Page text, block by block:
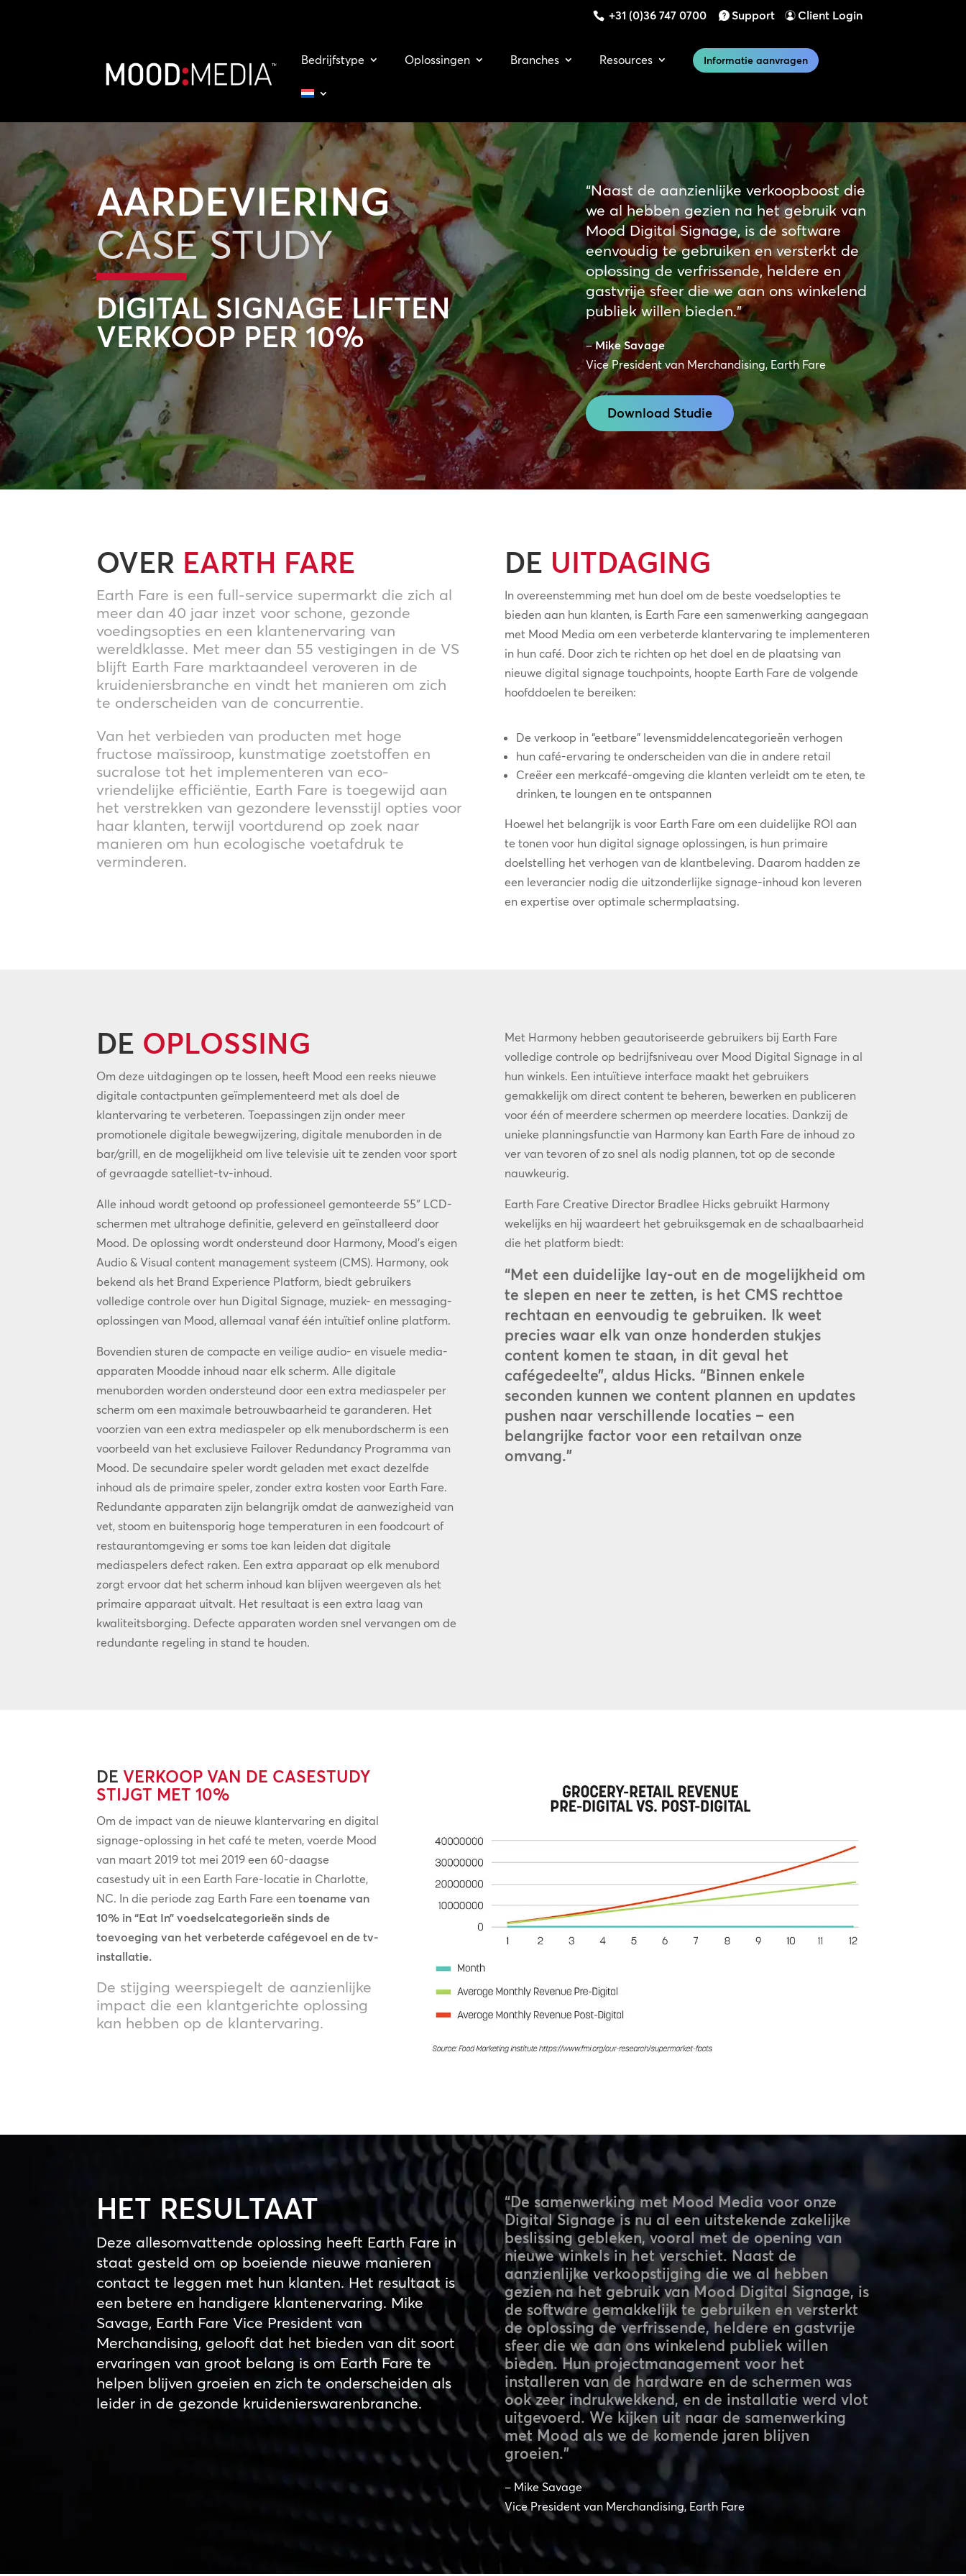
+31 (0)36 747 0700 Support Client Login
Bedrijfstype Oplossingen Branches Resources Informatie aanvragen
AARDEVIERING
CASE STUDY
DIGITAL SIGNAGE LIFTEN
VERKOOP PER 10%
“Naast de aanzienlijke verkoopboost die
we al hebben gezien na het gebruik van
Mood Digital Signage, is de software
eenvoudig te gebruiken en versterkt de
oplossing de verfrissende, heldere en
gastvrije sfeer die we aan ons winkelend
publiek willen bieden.”
–Mike Savage
Vice President van Merchandising, Earth Fare
Download Studie
OVER EARTH FARE
Earth Fare is een full-service supermarkt die zich al
meer dan 40 jaar inzet voor schone, gezonde
voedingsopties en een klantenervaring van
wereldklasse. Met meer dan 55 vestigingen in de VS
blijft Earth Fare marktaandeel veroveren in de
kruideniersbranche en vindt het manieren om zich
te onderscheiden van de concurrentie.
Van het verbieden van producten met hoge
fructose maïssiroop, kunstmatige zoetstoffen en
sucralose tot het implementeren van eco-
vriendelijke efficiëntie, Earth Fare is toegewijd aan
het verstrekken van gezondere levensstijl opties voor
haar klanten, terwijl voortdurend op zoek naar
manieren om hun ecologische voetafdruk te
verminderen.
DE UITDAGING
In overeenstemming met hun doel om de beste voedselopties te
bieden aan hun klanten, is Earth Fare een samenwerking aangegaan
met Mood Media om een verbeterde klantervaring te implementeren
in hun café. Door zich te richten op het doel en de plaatsing van
nieuwe digital signage touchpoints, hoopte Earth Fare de volgende
hoofddoelen te bereiken:
De verkoop in “eetbare” levensmiddelencategorieën verhogen
hun café-ervaring te onderscheiden van die in andere retail
Creëer een merkcafé-omgeving die klanten verleidt om te eten, te
drinken, te loungen en te ontspannen
Hoewel het belangrijk is voor Earth Fare om een duidelijke ROI aan
te tonen voor hun digital signage oplossingen, is hun primaire
doelstelling het verhogen van de klantbeleving. Daarom hadden ze
een leverancier nodig die uitzonderlijke signage-inhoud kon leveren
en expertise over optimale schermplaatsing.
DE OPLOSSING
Om deze uitdagingen op te lossen, heeft Mood een reeks nieuwe
digitale contactpunten geïmplementeerd met als doel de
klantervaring te verbeteren. Toepassingen zijn onder meer
promotionele digitale bewegwijzering, digitale menuborden in de
bar/grill, en de mogelijkheid om live televisie uit te zenden voor sport
of gevraagde satelliet-tv-inhoud.
Alle inhoud wordt getoond op professioneel gemonteerde 55″ LCD-
schermen met ultrahoge definitie, geleverd en geïnstalleerd door
Mood. De oplossing wordt ondersteund door Harmony, Mood’s eigen
Audio & Visual content management systeem (CMS). Harmony, ook
bekend als het Brand Experience Platform, biedt gebruikers
volledige controle over hun Digital Signage, muziek- en messaging-
oplossingen van Mood, allemaal vanaf één intuïtief online platform.
Bovendien sturen de compacte en veilige audio- en visuele media-
apparaten Moodde inhoud naar elk scherm. Alle digitale
menuborden worden ondersteund door een extra mediaspeler per
scherm om een maximale betrouwbaarheid te garanderen. Het
voorzien van een extra mediaspeler op elk menubordscherm is een
voorbeeld van het exclusieve Failover Redundancy Programma van
Mood. De secundaire speler wordt geladen met exact dezelfde
inhoud als de primaire speler, zonder extra kosten voor Earth Fare.
Redundante apparaten zijn belangrijk omdat de aanwezigheid van
vet, stoom en buitensporig hoge temperaturen in een foodcourt of
restaurantomgeving er soms toe kan leiden dat digitale
mediaspelers defect raken. Een extra apparaat op elk menubord
zorgt ervoor dat het scherm inhoud kan blijven weergeven als het
primaire apparaat uitvalt. Het resultaat is een extra laag van
kwaliteitsborging. Defecte apparaten worden snel vervangen om de
redundante regeling in stand te houden.
Met Harmony hebben geautoriseerde gebruikers bij Earth Fare
volledige controle op bedrijfsniveau over Mood Digital Signage in al
hun winkels. Een intuïtieve interface maakt het gebruikers
gemakkelijk om direct content te beheren, bewerken en publiceren
voor één of meerdere schermen op meerdere locaties. Dankzij de
unieke planningsfunctie van Harmony kan Earth Fare de inhoud zo
ver van tevoren of zo snel als nodig plannen, tot op de seconde
nauwkeurig.
Earth Fare Creative Director Bradlee Hicks gebruikt Harmony
wekelijks en hij waardeert het gebruiksgemak en de schaalbaarheid
die het platform biedt:
“Met een duidelijke lay-out en de mogelijkheid om
te slepen en neer te zetten, is het CMS rechttoe
rechtaan en eenvoudig te gebruiken. Ik weet
precies waar elk van onze honderden stukjes
content komen te staan, in dit geval het
cafégedeelte”, aldus Hicks. “Binnen enkele
seconden kunnen we content plannen en updates
pushen naar verschillende locaties – een
belangrijke factor voor een retailvan onze
omvang.”
DEVERKOOP VAN DE CASESTUDY
STIJGT MET 10%
Om de impact van de nieuwe klantervaring en digital
signage-oplossing in het café te meten, voerde Mood
van maart 2019 tot mei 2019 een 60-daagse
casestudy uit in een Earth Fare-locatie in Charlotte,
NC. In die periode zag Earth Fare eentoename van
10% in “Eat In” voedselcategorieën sinds de
toevoeging van het verbeterde cafégevoel en de tv-
installatie.
De stijging weerspiegelt de aanzienlijke
impact die een klantgerichte oplossing
kan hebben op de klantervaring.
HET RESULTAAT
Deze allesomvattende oplossing heeft Earth Fare in
staat gesteld om op boeiende nieuwe manieren
contact te leggen met hun klanten. Het resultaat is
een betere en handigere klantenervaring. Mike
Savage, Earth Fare Vice President van
Merchandising, gelooft dat het bieden van dit soort
ervaringen van groot belang is om Earth Fare te
helpen blijven groeien en zich te onderscheiden als
leider in de gezonde kruidenierswarenbranche.
“De samenwerking met Mood Media voor onze
Digital Signage is nu al een uitstekende zakelijke
beslissing gebleken, vooral met de opening van
nieuwe winkels in het verschiet. Naast de
aanzienlijke verkoopstijging die we al hebben
gezien na het gebruik van Mood Digital Signage, is
de software gemakkelijk te gebruiken en versterkt
de oplossing de verfrissende, heldere en gastvrije
sfeer die we aan ons winkelend publiek willen
bieden. Hun projectmanagement voor het
installeren van de hardware en de schermen was
ook zeer indrukwekkend, en de installatie werd vlot
uitgevoerd. We kijken uit naar de samenwerking
met Mood als we de komende jaren blijven
groeien.”
– Mike Savage
Vice President van Merchandising, Earth Fare